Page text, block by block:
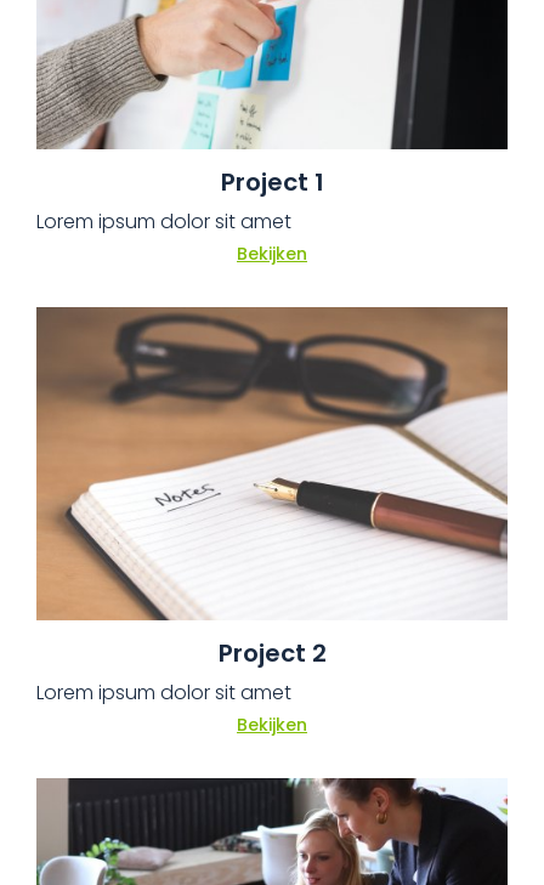
Project 1
Lorem ipsum dolor sit amet
Bekijken
Project 2
Lorem ipsum dolor sit amet
Bekijken